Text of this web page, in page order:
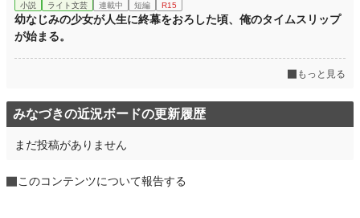
小説 ライト文芸 連載中 短編 R15
幼なじみの少女が人生に終幕をおろした頃、俺のタイムスリップ
が始まる。
もっと見る
みなづきの近況ボードの更新履歴
まだ投稿がありません
このコンテンツについて報告する